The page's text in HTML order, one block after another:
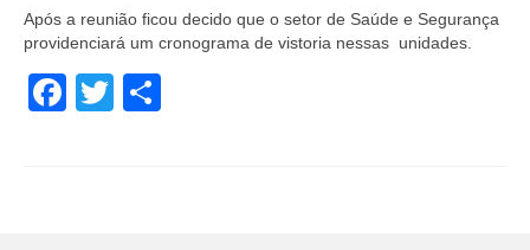
Nota de Falecimento
Pautas Nacionais
Após a reunião ficou decido que o setor de Saúde e Segurança
providenciará um cronograma de vistoria nessas unidades.
Facebook
Twitter